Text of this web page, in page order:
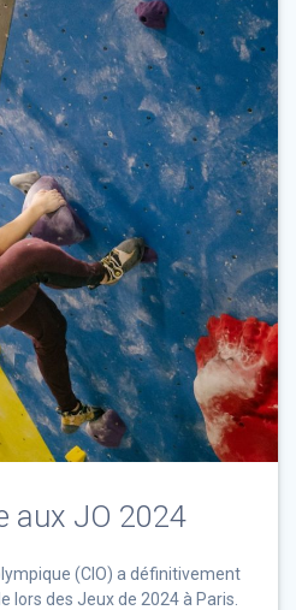
aux JO 2024
(CIO) a définitivement
lors des Jeux de 2024 à Paris.